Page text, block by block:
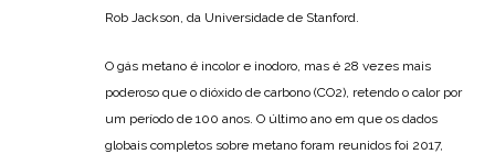
Rob Jackson, da Universidade de Stanford.
O gás metano é incolor e inodoro, mas é 28 vezes mais
poderoso que o dióxido de carbono (CO2), retendo o calor por
um período de 100 anos. O último ano em que os dados
globais completos sobre metano foram reunidos foi 2017,